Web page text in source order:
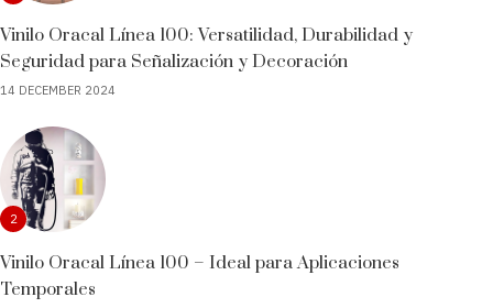
Vinilo Oracal Línea 100: Versatilidad, Durabilidad y
Seguridad para Señalización y Decoración
14 DECEMBER 2024
2
Vinilo Oracal Línea 100 – Ideal para Aplicaciones
Temporales